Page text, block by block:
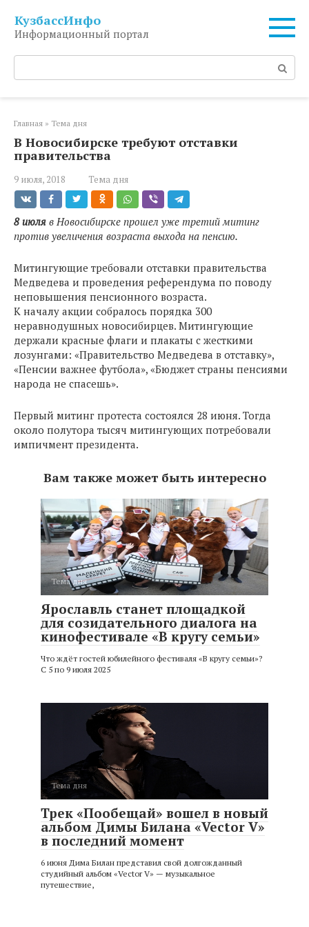
контенту
КузбассИнфо
Информационный портал
Поиск:
Главная » Тема дня
В Новосибирске требуют отставки
правительства
9 июля, 2018 Тема дня
8 июля в Новосибирске прошел уже третий митинг
против увеличения возраста выхода на пенсию.
Митингующие требовали отставки правительства
Медведева и проведения референдума по поводу
неповышения пенсионного возраста.
К началу акции собралось порядка 300
неравнодушных новосибирцев. Митингующие
держали красные флаги и плакаты с жесткими
лозунгами: «Правительство Медведева в отставку»,
«Пенсии важнее футбола», «Бюджет страны пенсиями
народа не спасешь».
Первый митинг протеста состоялся 28 июня. Тогда
около полутора тысяч митингующих потребовали
импичмент президента.
Вам также может быть интересно
Тема дня
Ярославль станет площадкой
для созидательного диалога на
кинофестивале «В кругу семьи»
Что ждёт гостей юбилейного фестиваля «В кругу семьи»?
С 5 по 9 июля 2025
Тема дня
Трек «Пообещай» вошел в новый
альбом Димы Билана «Vector V»
в последний момент
6 июня Дима Билан представил свой долгожданный
студийный альбом «Vector V» — музыкальное
путешествие,